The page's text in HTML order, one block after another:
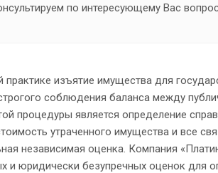
по интересующему Вас
практике изъятие имущества для
соблюдения баланса между
процедуры является определение
утраченного имущества и все
независимая оценка. Компания
и юридически безупречных оценок для